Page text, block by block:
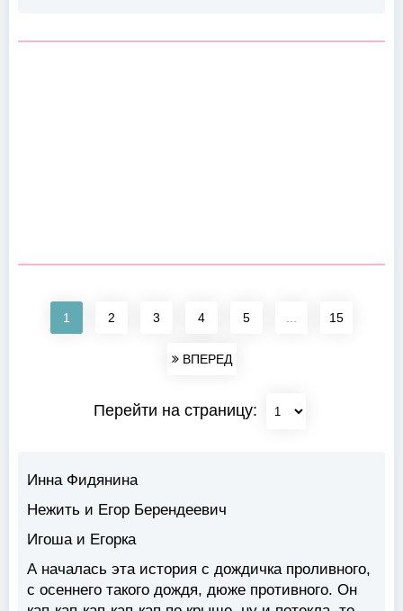
1 2 3 4 5 15
ВПЕРЕД
Перейти на страницу:
Инна Фидянина
Нежить и Егор Берендеевич
Игоша и Егорка
А началась эта история с дождичка проливного,
с осеннего такого дождя, дюже противного. Он